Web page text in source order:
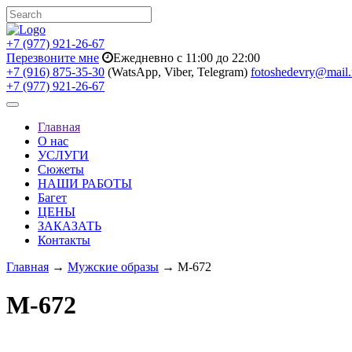
+7 (977) 921-26-67
Перезвоните мне
Ежедневно с 11:00 до 22:00
+7 (916) 875-35-30 (WatsApp, Viber, Telegram)
+7 (977) 921-26-67
Toggle
navigationГлавная
О нас
УСЛУГИ
Сюжеты
НАШИ РАБОТЫ
Багет
ЦЕНЫ
ЗАКАЗАТЬ
Контакты
Главная → Мужские образы → M-672
M-672